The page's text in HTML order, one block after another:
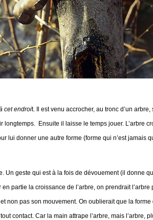
cet endroit. Il est venu accrocher, au tronc d’un
Ensuite il laisse le temps jouer. L’arbre
lui donner une autre forme (forme qui n’est jamais
Un geste qui est à la fois de dévouement (il donne
partie la croissance de l’arbre, on prendrait
pas son mouvement. On oublierait que la forme
contact. Car la main attrape l’arbre, mais l’arbre,